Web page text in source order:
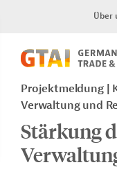
Über
Projektmeldung
Verwaltung und
Stärkung